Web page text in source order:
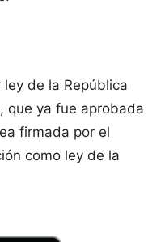
de la República
que ya fue aprobada
firmada por el
como ley de la